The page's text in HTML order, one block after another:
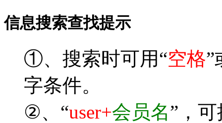
信息搜索查找提示
①、搜索时可用“空格”
字条件。
②、“user+会员名”，